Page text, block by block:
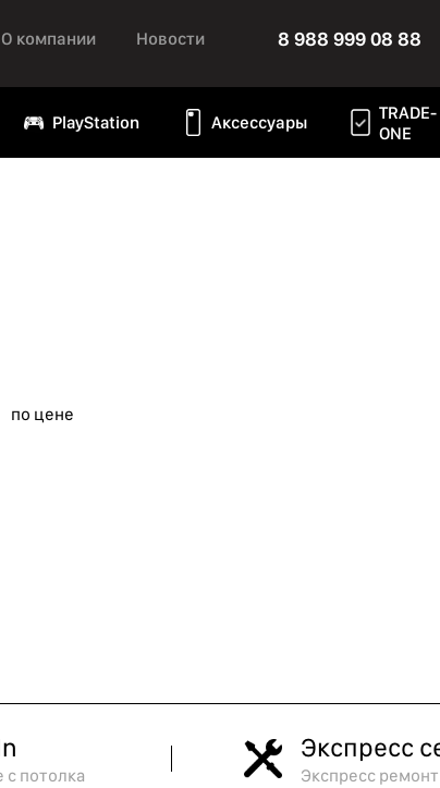
О компании Новости 8 988 999 08 88
PlayStation Аксессуары
TRADE-
ONE
по цене
с потолка
Экспресс
Экспресс